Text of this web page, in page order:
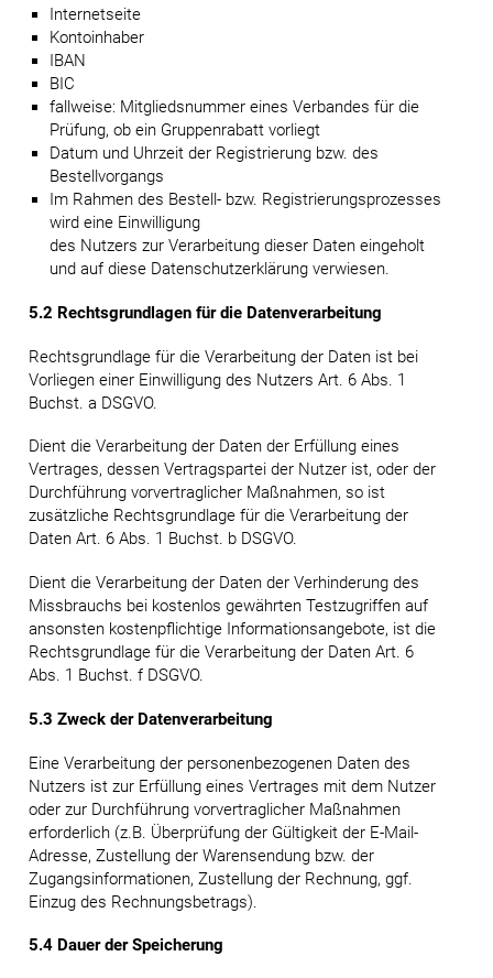
Internetseite
Kontoinhaber
IBAN
BIC
fallweise: Mitgliedsnummer eines Verbandes für die
Prüfung, ob ein Gruppenrabatt vorliegt
Datum und Uhrzeit der Registrierung bzw. des
Bestellvorgangs
Im Rahmen des Bestell- bzw. Registrierungsprozesses
wird eine Einwilligung
des Nutzers zur Verarbeitung dieser Daten eingeholt
und auf diese Datenschutzerklärung verwiesen.
5.2 Rechtsgrundlagen für die Datenverarbeitung
Rechtsgrundlage für die Verarbeitung der Daten ist bei
Vorliegen einer Einwilligung des Nutzers Art. 6 Abs. 1
Buchst. a DSGVO.
Dient die Verarbeitung der Daten der Erfüllung eines
Vertrages, dessen Vertragspartei der Nutzer ist, oder der
Durchführung vorvertraglicher Maßnahmen, so ist
zusätzliche Rechtsgrundlage für die Verarbeitung der
Daten Art. 6 Abs. 1 Buchst. b DSGVO.
Dient die Verarbeitung der Daten der Verhinderung des
Missbrauchs bei kostenlos gewährten Testzugriffen auf
ansonsten kostenpflichtige Informationsangebote, ist die
Rechtsgrundlage für die Verarbeitung der Daten Art. 6
Abs. 1 Buchst. f DSGVO.
5.3 Zweck der Datenverarbeitung
Eine Verarbeitung der personenbezogenen Daten des
Nutzers ist zur Erfüllung eines Vertrages mit dem Nutzer
oder zur Durchführung vorvertraglicher Maßnahmen
erforderlich (z.B. Überprüfung der Gültigkeit der E-Mail-
Adresse, Zustellung der Warensendung bzw. der
Zugangsinformationen, Zustellung der Rechnung, ggf.
Einzug des Rechnungsbetrags).
5.4 Dauer der Speicherung